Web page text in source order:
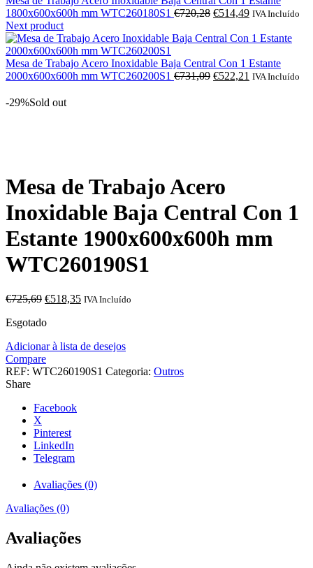
1800x600x600h mm WTC260180S1 €720,28 O
original
€720,28.
€514,49O
atual
€514,49.
IVA Incluído
Next product
Mesa de Trabajo Acero Inoxidable Baja Central Con 1 Estante
2000x600x600h mm WTC260200S1 €731,09 O
€522,21 O
IVA Incluído
-29%Sold out
Mesa de Trabajo Acero
Inoxidable Baja Central Con 1
Estante 1900x600x600h mm
WTC260190S1
€725,69 O
original
€725,69.
€518,35O
€518,35.
IVA Incluído
Esgotado
Adicionar à lista de desejos
Compare
REF: WTC260190S1 Categoria: Outros
Share
Facebook
X
Pinterest
LinkedIn
Telegram
Avaliações (0)
Avaliações (0)
Avaliações